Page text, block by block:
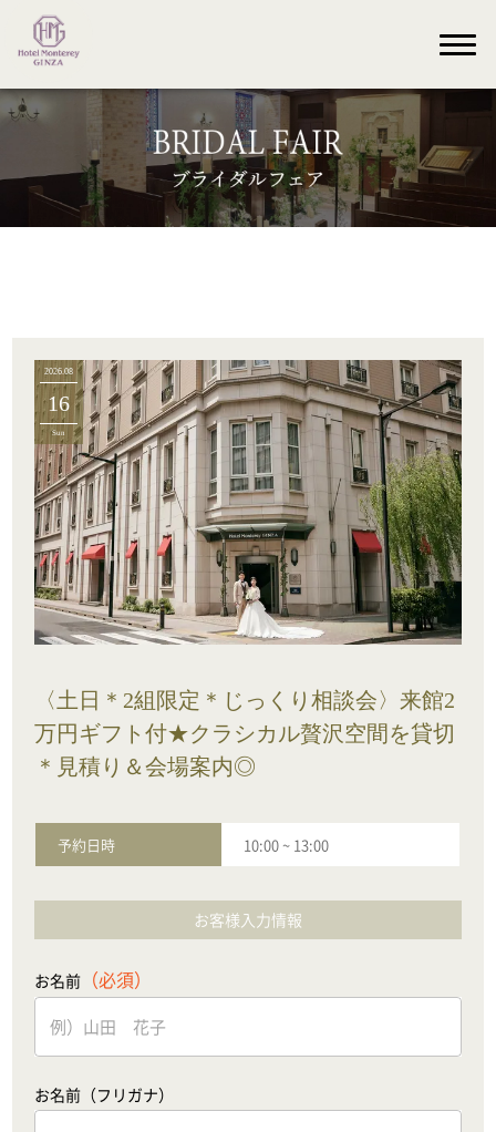
2026.08
16
Sun
〈土日＊2組限定＊じっくり相談会〉来館2
万円ギフト付★クラシカル贅沢空間を貸切
＊見積り＆会場案内◎
予約日時 10:00~ 13:00
お客様入力情報
お名前 （必須）
お名前（フリガナ）